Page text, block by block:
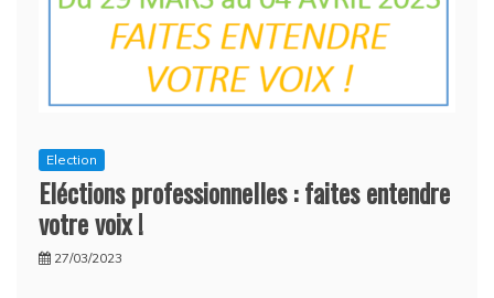
(2)
!
Election
Eléctions professionnelles : faites entendre
votre voix !
27/03/2023